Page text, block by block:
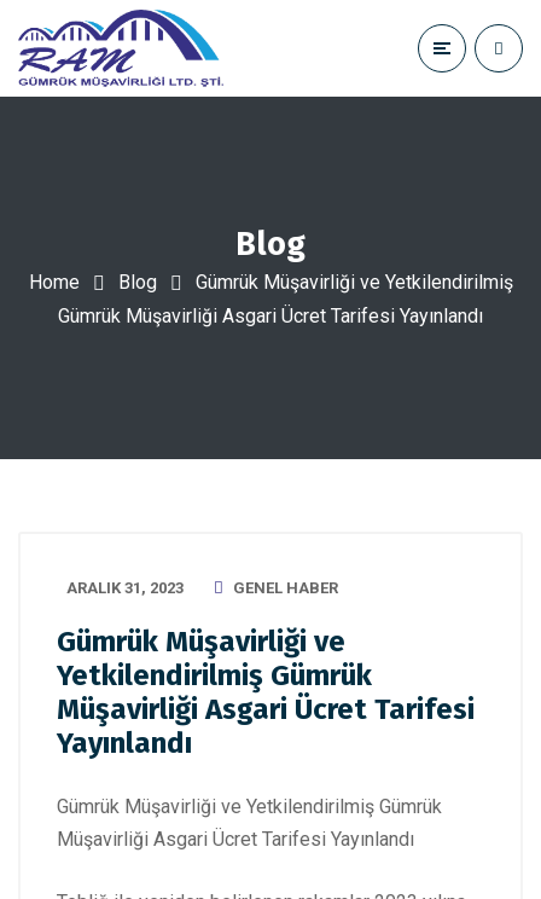
Blog
Home Blog
Gümrük Müşavirliği ve Yetkilendirilmiş
Gümrük Müşavirliği Asgari Ücret Tarifesi Yayınlandı
ARALIK 31, 2023 GENEL HABER
Gümrük Müşavirliği ve
Yetkilendirilmiş Gümrük
Müşavirliği Asgari Ücret Tarifesi
Yayınlandı
Gümrük Müşavirliği ve Yetkilendirilmiş Gümrük
Müşavirliği Asgari Ücret Tarifesi Yayınlandı